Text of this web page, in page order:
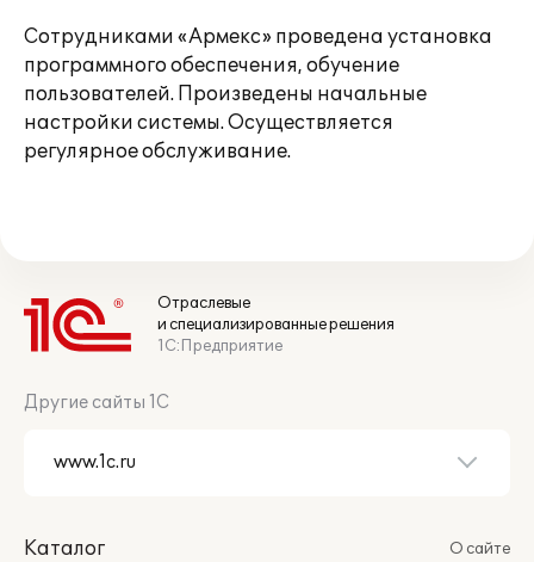
Сотрудниками «Армекс» проведена установка
программного обеспечения, обучение
пользователей. Произведены начальные
настройки системы. Осуществляется
регулярное обслуживание.
Отраслевые
и специализированные решения
1С:Предприятие
Другие сайты 1С
Каталог
О сайте